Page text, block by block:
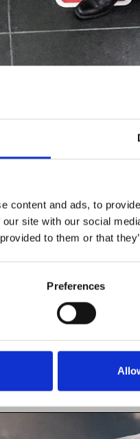
content and ads, to
site with our social
to them or that
Preferences